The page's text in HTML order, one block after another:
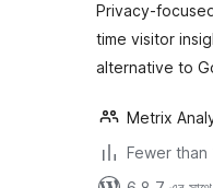
Privacy-
time visitor
alternative to
Metrix
Fewer than